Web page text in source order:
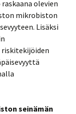
olevien
mikrobiston
Lisäksi
riskitekijöiden
seinämän